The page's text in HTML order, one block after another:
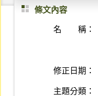
條文內容
名 稱：
修正日期：
主題分類：